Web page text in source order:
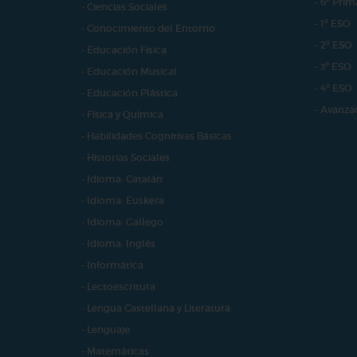
- Ciencias Sociales
- Conocimiento del Entorno
- Educación Física
- Educación Musical
- Educación Plástica
- Física y Química
- Habilidades Cognitivas Básicas
- Historias Sociales
- Idioma: Catalán
- Idioma: Euskera
- Idioma: Gallego
- Idioma: Inglés
- Informática
- Lectoescritura
- Lengua Castellana y Literatura
- Lenguaje
- Matemáticas
- 1º ESO
- 2º ESO
- 3º ESO
- 4º ESO
-